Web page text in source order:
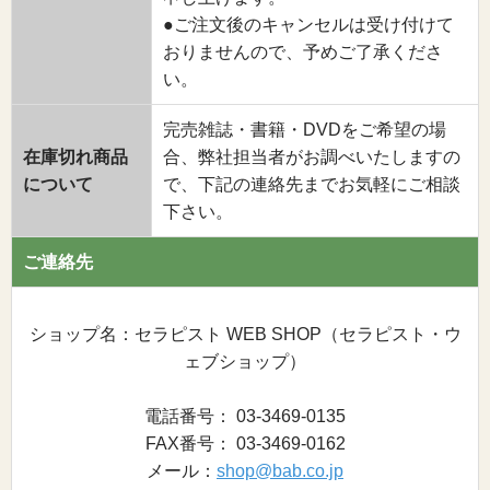
●ご注文後のキャンセルは受け付けて
おりませんので、予めご了承くださ
い。
在庫切れ商品
について
完売雑誌・書籍・DVDをご希望の場
合、弊社担当者がお調べいたしますの
で、下記の連絡先までお気軽にご相談
下さい。
ご連絡先
ショップ名：セラピスト WEB SHOP（セラピスト・ウ
ェブショップ）
電話番号： 03-3469-0135
FAX番号： 03-3469-0162
メール： shop@bab.co.jp